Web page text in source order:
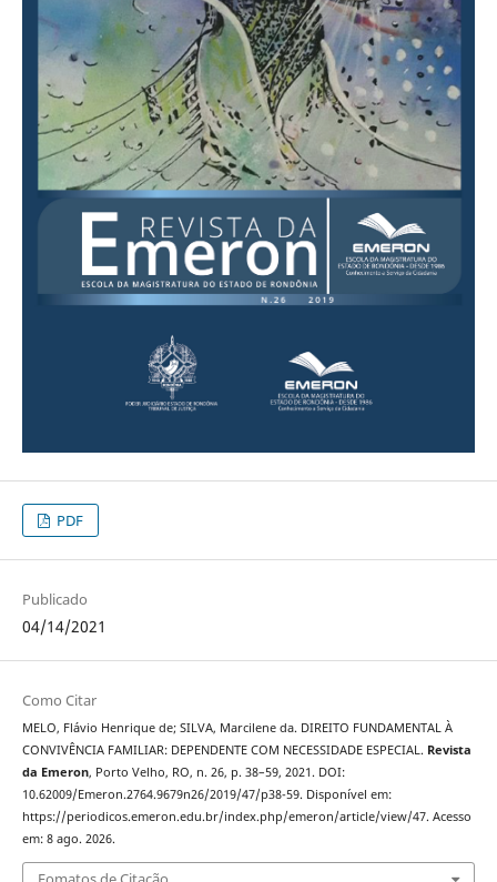
PDF
Publicado
04/14/2021
Como Citar
MELO, Flávio Henrique de; SILVA, Marcilene da. DIREITO FUNDAMENTAL À
CONVIVÊNCIA FAMILIAR: DEPENDENTE COM NECESSIDADE ESPECIAL. Revista
da Emeron, Porto Velho, RO, n. 26, p. 38–59, 2021. DOI:
10.62009/Emeron.2764.9679n26/2019/47/p38-59. Disponível em:
https://periodicos.emeron.edu.br/index.php/emeron/article/view/47. Acesso
em: 8 ago. 2026.